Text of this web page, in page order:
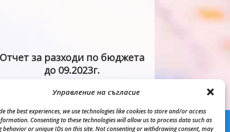
Управление на съгласие
the best experiences, we use technologies like cookies to store and/or access
Consenting to these technologies will allow us to process data such as
behavior or unique IDs on this site. Not consenting or withdrawing consent, may
Отчет за разходи по бюджета
до 09.2023г.